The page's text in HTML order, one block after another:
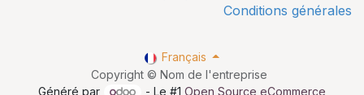
Conditions générales
Copyright © Nom de l'entreprise
Français
Généré par - Le #1Open Source eCommerce